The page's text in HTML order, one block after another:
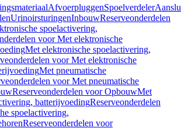
AfvoerpluggenSpoelverdeler
UrinoirsturingenInbouwReserveonderdelen
spoelactivering,
voor Met elektronische
Met elektronische spoelactivering,
voor Met elektronische
Met pneumatische
voor Met pneumatische
Reserveonderdelen voor OpbouwMet
batterijvoedingReserveonderdelen
spoelactivering,
Reserveonderdelen voor